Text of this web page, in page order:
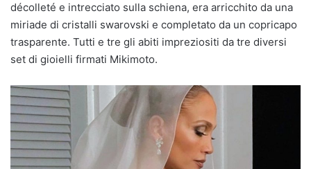
décolleté e intrecciato sulla schiena, era arricchito da una
miriade di cristalli swarovski e completato da un copricapo
trasparente. Tutti e tre gli abiti impreziositi da tre diversi
set di gioielli firmati Mikimoto.